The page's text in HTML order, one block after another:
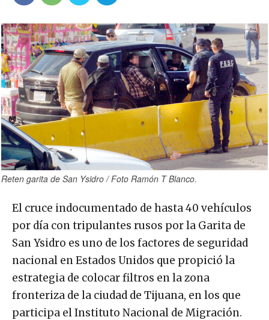
Reten garita de San Ysidro / Foto Ramón T Blanco.
El cruce indocumentado de hasta 40 vehículos
por día con tripulantes rusos por la Garita de
San Ysidro es uno de los factores de seguridad
nacional en Estados Unidos que propició la
estrategia de colocar filtros en la zona
fronteriza de la ciudad de Tijuana, en los que
participa el Instituto Nacional de Migración.